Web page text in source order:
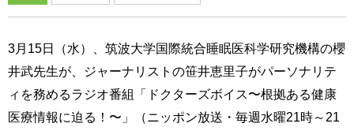
3月15日（水）、筑波大学国際統合睡眠医科学研究機構の櫻
井武先生が、ジャーナリストの笹井恵里子がパーソナリテ
ィを務めるラジオ番組「ドクターズボイス〜根拠ある健康
医療情報に迫る！〜」（ニッポン放送・毎週水曜21時～21